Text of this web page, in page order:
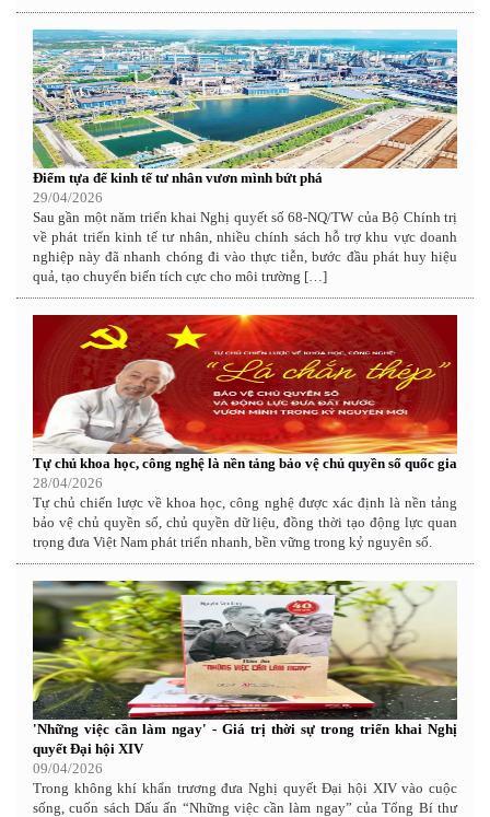
Điểm tựa để kinh tế tư nhân vươn mình bứt phá
29/04/2026
Sau gần một năm triển khai Nghị quyết số 68-NQ/TW của Bộ Chính trị
về phát triển kinh tế tư nhân, nhiều chính sách hỗ trợ khu vực doanh
nghiệp này đã nhanh chóng đi vào thực tiễn, bước đầu phát huy hiệu
quả, tạo chuyển biến tích cực cho môi trường […]
Tự chủ khoa học, công nghệ là nền tảng bảo vệ chủ quyền số quốc gia
28/04/2026
Tự chủ chiến lược về khoa học, công nghệ được xác định là nền tảng
bảo vệ chủ quyền số, chủ quyền dữ liệu, đồng thời tạo động lực quan
trọng đưa Việt Nam phát triển nhanh, bền vững trong kỷ nguyên số.
'Những việc cần làm ngay' - Giá trị thời sự trong triển khai Nghị
quyết Đại hội XIV
09/04/2026
Trong không khí khẩn trương đưa Nghị quyết Đại hội XIV vào cuộc
sống, cuốn sách Dấu ấn “Những việc cần làm ngay” của Tổng Bí thư